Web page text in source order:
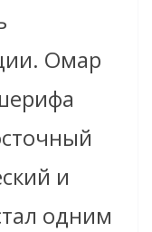
Омар
и
одним